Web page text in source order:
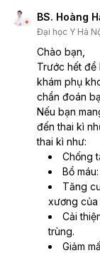
BS. Hoàng
Đại học Y Hà
Chào bạn,
Trước hết để
khám phụ
chẩn đoán
Nếu bạn
đến thai kì
thai kì như:
Chống
Bổ
Tăng
xương của
Cải
trùng.
Giảm